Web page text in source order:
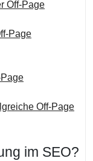
Off-Page
Page
Off-Page
im SEO?